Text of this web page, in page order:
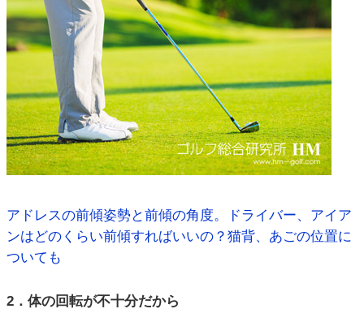
アドレスの前傾姿勢と前傾の角度。ドライバー、アイア
ンはどのくらい前傾すればいいの？猫背、あごの位置に
ついても
2．体の回転が不十分だから